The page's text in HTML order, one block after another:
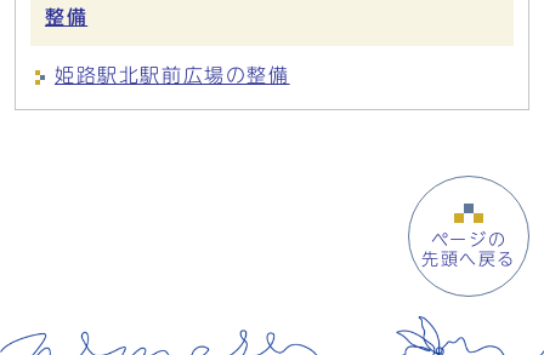
整備
姫路駅北駅前広場の整備
ページの
先頭へ戻る